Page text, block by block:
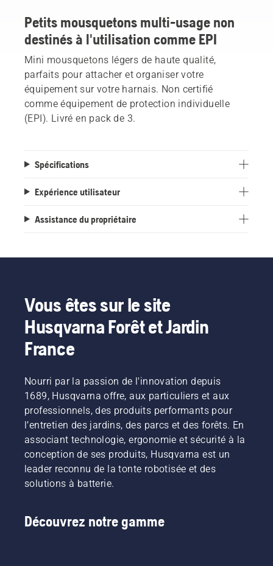
Petits mousquetons multi-usage non
destinés à l'utilisation comme EPI
Mini mousquetons légers de haute qualité,
parfaits pour attacher et organiser votre
équipement sur votre harnais. Non certifié
comme équipement de protection individuelle
(EPI). Livré en pack de 3.
Spécifications
Expérience utilisateur
Assistance du propriétaire
Vous êtes sur le site
Husqvarna Forêt et Jardin
France
Nourri par la passion de l'innovation depuis
1689, Husqvarna offre, aux particuliers et aux
professionnels, des produits performants pour
l’entretien des jardins, des parcs et des forêts. En
associant technologie, ergonomie et sécurité à la
conception de ses produits, Husqvarna est un
leader reconnu de la tonte robotisée et des
solutions à batterie.
Découvrez notre gamme